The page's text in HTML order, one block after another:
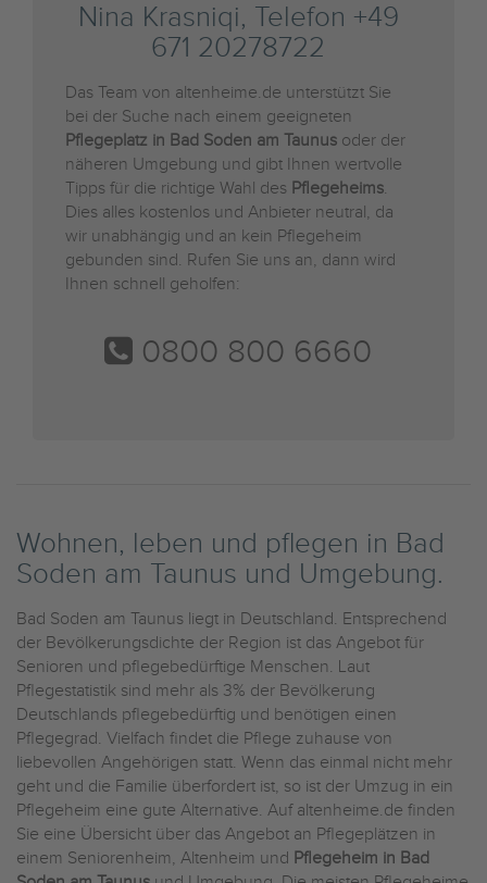
Nina Krasniqi, Telefon +49
671 20278722
Das Team von altenheime.de unterstützt Sie
bei der Suche nach einem geeigneten
Pflegeplatz in Bad Soden am Taunus oder der
näheren Umgebung und gibt Ihnen wertvolle
Tipps für die richtige Wahl des Pflegeheims.
Dies alles kostenlos und Anbieter neutral, da
wir unabhängig und an kein Pflegeheim
gebunden sind. Rufen Sie uns an, dann wird
Ihnen schnell geholfen:
0800 800 6660
Wohnen, leben und pflegen in Bad
Soden am Taunus und Umgebung.
Bad Soden am Taunus liegt in Deutschland. Entsprechend
der Bevölkerungsdichte der Region ist das Angebot für
Senioren und pflegebedürftige Menschen. Laut
Pflegestatistik sind mehr als 3% der Bevölkerung
Deutschlands pflegebedürftig und benötigen einen
Pflegegrad. Vielfach findet die Pflege zuhause von
liebevollen Angehörigen statt. Wenn das einmal nicht mehr
geht und die Familie überfordert ist, so ist der Umzug in ein
Pflegeheim eine gute Alternative. Auf altenheime.de finden
Sie eine Übersicht über das Angebot an Pflegeplätzen in
einem Seniorenheim, Altenheim und Pflegeheim in Bad